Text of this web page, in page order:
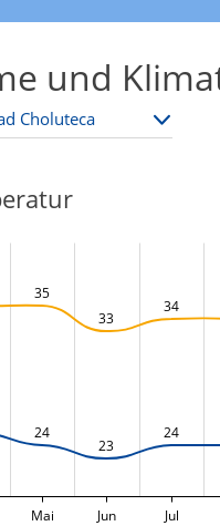
und
35
33
34
24
23
24
Mai Jun Jul